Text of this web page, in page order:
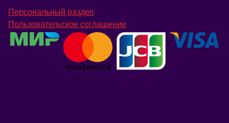
Персональный раздел
Пользовательское соглашение